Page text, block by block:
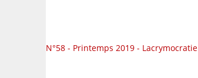
N°58 - Printemps 2019 - Lacrymocratie